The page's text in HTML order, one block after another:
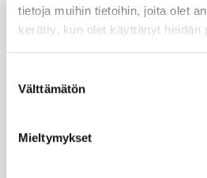
tietoja muihin tietoihin, joita olet
kerätty, kun olet käyttänyt heidän
valinta
Välttämätön
Mieltymykset